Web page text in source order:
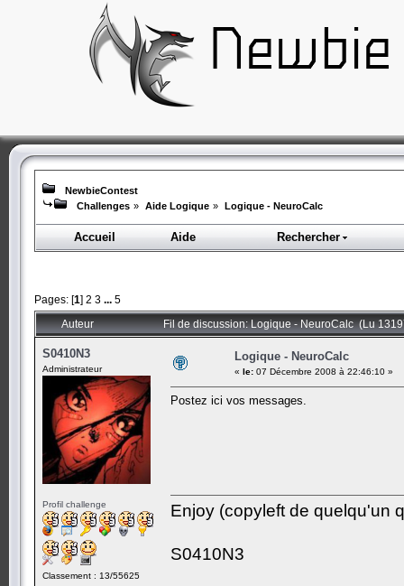
NewbieContest
Challenges » Aide Logique » Logique - NeuroCalc
Accueil Aide Rechercher
Pages: [1] 2 3 ... 5
Auteur Fil de discussion: Logique - NeuroCalc (Lu
S0410N3
Administrateur
Profil challenge
Classement : 13/55625
Logique - NeuroCalc
« le: 07 Décembre 2008 à 22:46:10 »
Postez ici vos messages.
Enjoy (copyleft de quelqu'un
S0410N3